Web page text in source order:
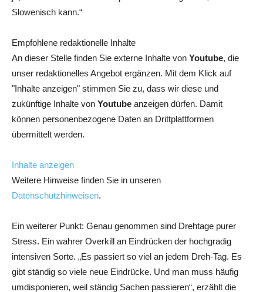
Slowenisch kann.“
Empfohlene redaktionelle Inhalte
An dieser Stelle finden Sie externe Inhalte von Youtube, die
unser redaktionelles Angebot ergänzen. Mit dem Klick auf
"Inhalte anzeigen" stimmen Sie zu, dass wir diese und
zukünftige Inhalte von Youtube anzeigen dürfen. Damit
können personenbezogene Daten an Drittplattformen
übermittelt werden.
Inhalte anzeigen
Weitere Hinweise finden Sie in unseren
Datenschutzhinweisen.
Ein weiterer Punkt: Genau genommen sind Drehtage purer
Stress. Ein wahrer Overkill an Eindrücken der hochgradig
intensiven Sorte. „Es passiert so viel an jedem Dreh-Tag. Es
gibt ständig so viele neue Eindrücke. Und man muss häufig
umdisponieren, weil ständig Sachen passieren“, erzählt die